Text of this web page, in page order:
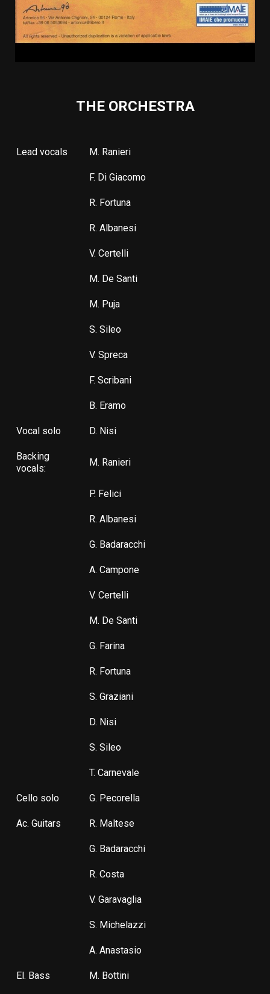
THE ORCHESTRA
Lead vocals M. Ranieri
F. Di Giacomo
R. Fortuna
R. Albanesi
V. Certelli
M. De Santi
M. Puja
S. Sileo
V. Spreca
F. Scribani
B. Eramo
Vocal solo D. Nisi
Backing
vocals:
M. Ranieri
P. Felici
R. Albanesi
G. Badaracchi
A. Campone
V. Certelli
M. De Santi
G. Farina
R. Fortuna
S. Graziani
D. Nisi
S. Sileo
T. Carnevale
Cello solo G. Pecorella
Ac. Guitars R. Maltese
G. Badaracchi
R. Costa
V. Garavaglia
S. Michelazzi
A. Anastasio
El. Bass M. Bottini